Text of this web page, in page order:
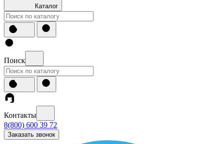
Каталог
Поиск
Контакты
8(800) 600 39 72
Заказать звонок